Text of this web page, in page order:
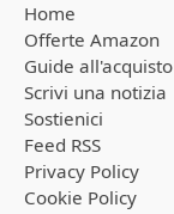
Home
Offerte Amazon
Guide all'acquisto
Scrivi una notizia
Sostienici
Feed RSS
Privacy Policy
Cookie Policy